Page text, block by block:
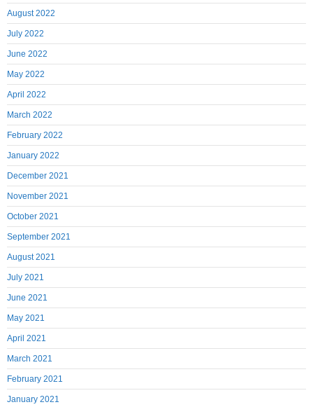
August 2022
July 2022
June 2022
May 2022
April 2022
March 2022
February 2022
January 2022
December 2021
November 2021
October 2021
September 2021
August 2021
July 2021
June 2021
May 2021
April 2021
March 2021
February 2021
January 2021